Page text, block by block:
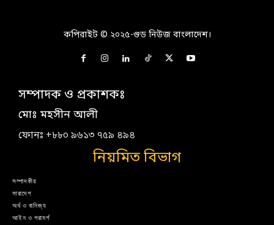
কপিরাইট © ২০২৫-গুড নিউজ বাংলাদেশ।
সম্পাদক ও প্রকাশকঃ
মোঃ মহসীন আলী
ফোনঃ +৮৮০ ৯৬১৩ ৭৫৯ ৪৯৪
নিয়মিত বিভাগ
সম্পাদকীয়
সারাদেশ
অর্থ ও বানিজ্য
আইন ও পরামর্শ